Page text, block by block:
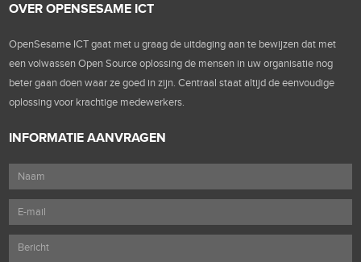
OVER OPENSESAME ICT
OpenSesame ICT gaat met u graag de uitdaging aan te bewijzen dat met
een volwassen Open Source oplossing de mensen in uw organisatie nog
beter gaan doen waar ze goed in zijn. Centraal staat altijd de eenvoudige
oplossing voor krachtige medewerkers.
INFORMATIE AANVRAGEN